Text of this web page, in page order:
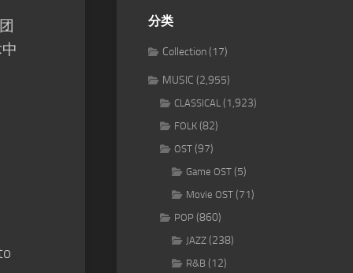
分类
Collection(17)
MUSIC (2,955)
CLASSICAL (1,923)
FOLK (82)
OST (97)
Game OST (5)
Movie OST (71)
POP (860)
JAZZ (238)
R&B (12)